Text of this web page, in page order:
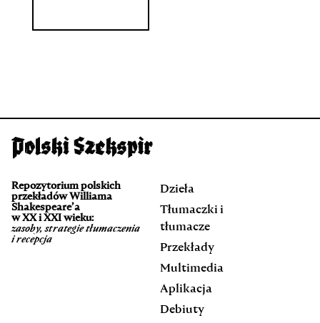
Repozytorium polskich
przekładów Williama
Shakespeare’a
w XX i XXI wieku:
zasoby, strategie tłumaczenia
i recepcja
Dzieła
Tłumaczki i
tłumacze
Przekłady
Multimedia
Aplikacja
Debiuty